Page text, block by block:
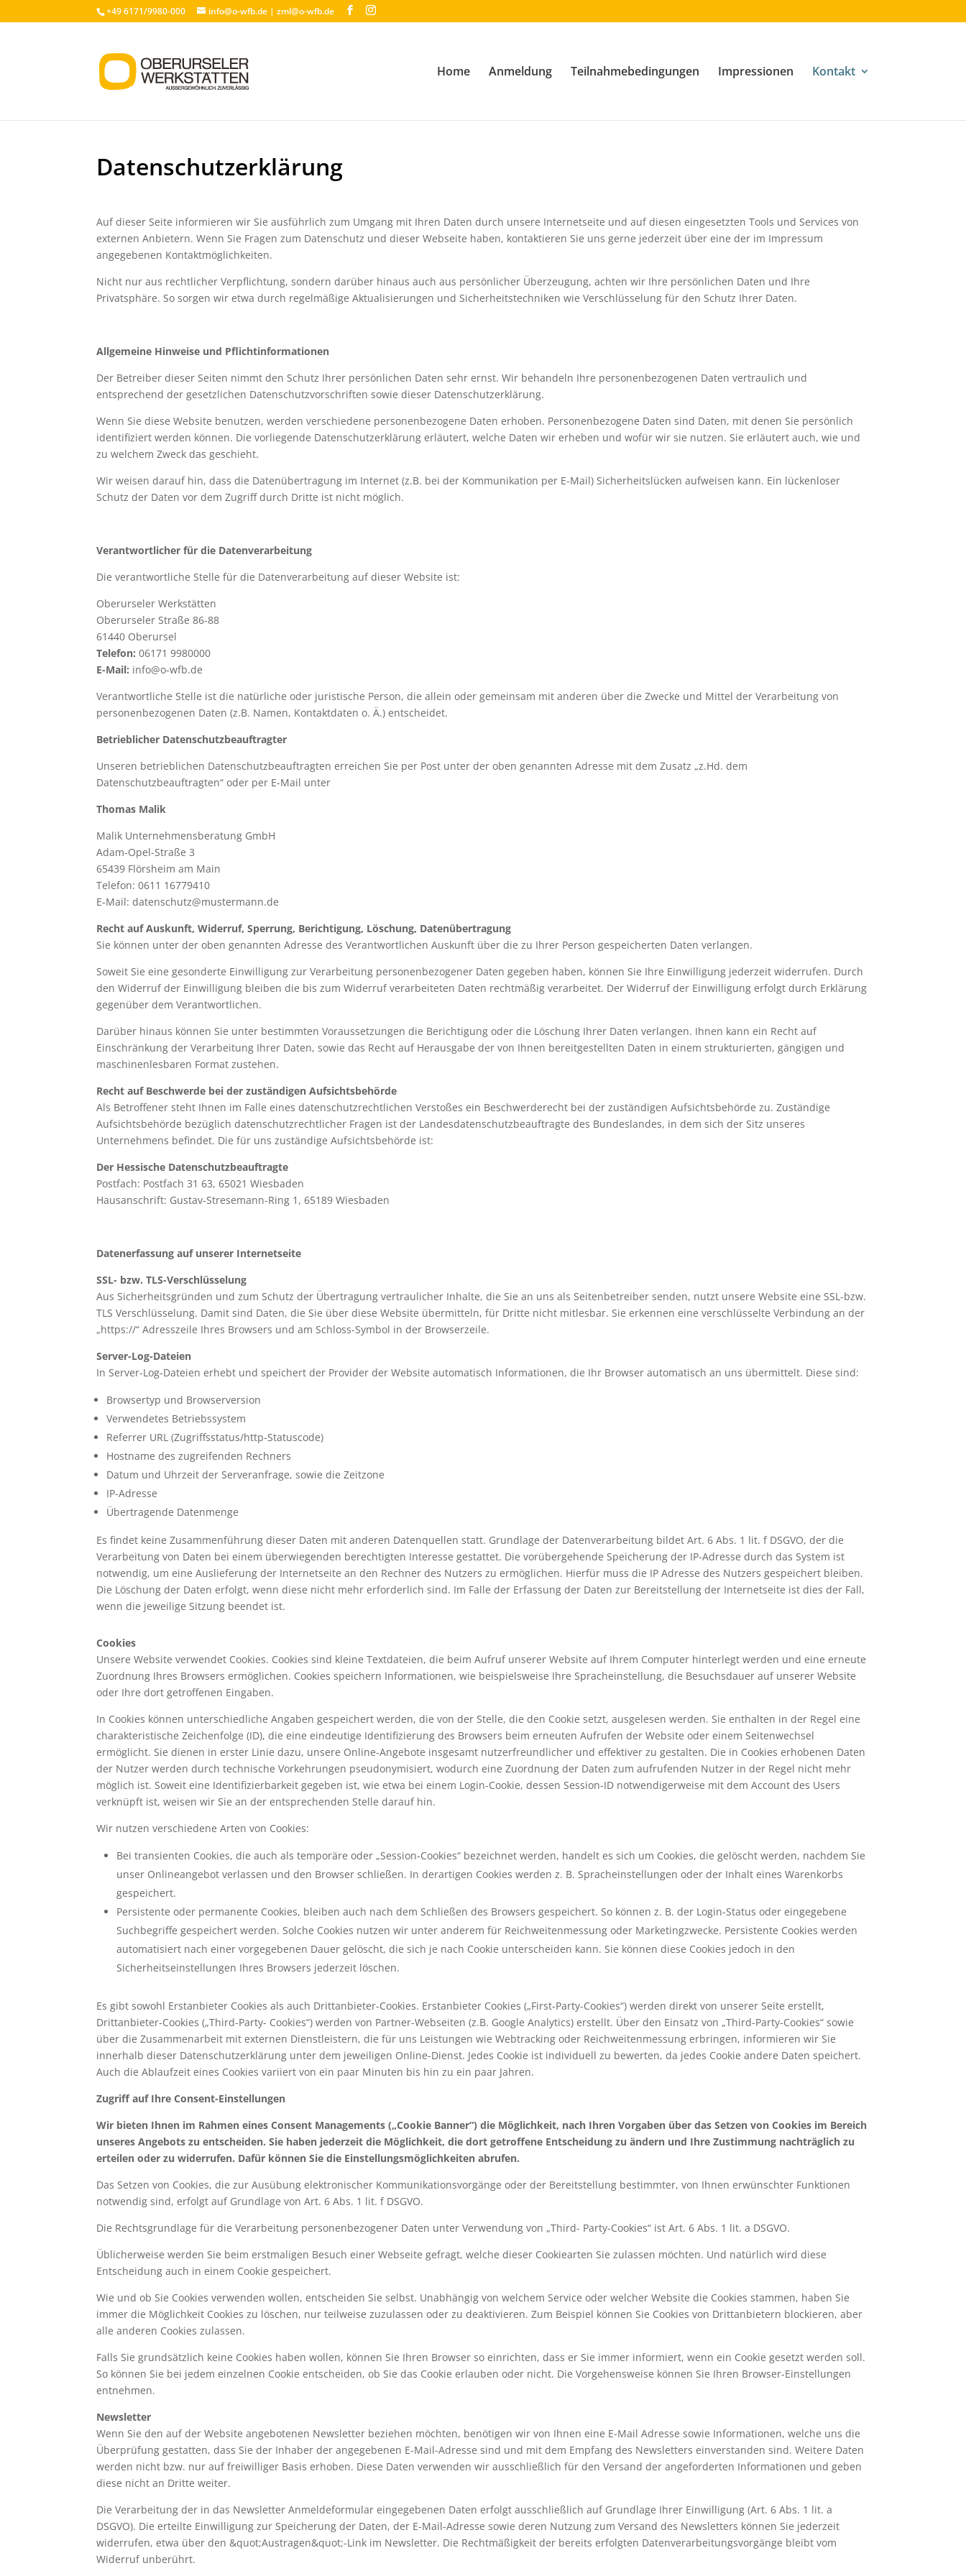
+49 6171/9980-000 info@o-wfb.de |zml@o-wfb.de
Home Anmeldung Teilnahmebedingungen Impressionen Kontakt
Datenschutzerklärung
Auf dieser Seite informieren wir Sie ausführlich zum Umgang mit Ihren Daten durch unsere Internetseite und auf diesen eingesetzten Tools und Services von
externen Anbietern. Wenn Sie Fragen zum Datenschutz und dieser Webseite haben, kontaktieren Sie uns gerne jederzeit über eine der im Impressum
angegebenen Kontaktmöglichkeiten.
Nicht nur aus rechtlicher Verpflichtung, sondern darüber hinaus auch aus persönlicher Überzeugung, achten wir Ihre persönlichen Daten und Ihre
Privatsphäre. So sorgen wir etwa durch regelmäßige Aktualisierungen und Sicherheitstechniken wie Verschlüsselung für den Schutz Ihrer Daten.
Allgemeine Hinweise und Pflichtinformationen
Der Betreiber dieser Seiten nimmt den Schutz Ihrer persönlichen Daten sehr ernst. Wir behandeln Ihre personenbezogenen Daten vertraulich und
entsprechend der gesetzlichen Datenschutzvorschriften sowie dieser Datenschutzerklärung.
Wenn Sie diese Website benutzen, werden verschiedene personenbezogene Daten erhoben. Personenbezogene Daten sind Daten, mit denen Sie persönlich
identifiziert werden können. Die vorliegende Datenschutzerklärung erläutert, welche Daten wir erheben und wofür wir sie nutzen. Sie erläutert auch, wie und
zu welchem Zweck das geschieht.
Wir weisen darauf hin, dass die Datenübertragung im Internet (z.B. bei der Kommunikation per E-Mail) Sicherheitslücken aufweisen kann. Ein lückenloser
Schutz der Daten vor dem Zugriff durch Dritte ist nicht möglich.
Verantwortlicher für die Datenverarbeitung
Die verantwortliche Stelle für die Datenverarbeitung auf dieser Website ist:
Oberurseler Werkstätten
Oberurseler Straße 86-88
61440 Oberursel
Telefon: 06171 9980000
E-Mail: info@o-wfb.de
Verantwortliche Stelle ist die natürliche oder juristische Person, die allein oder gemeinsam mit anderen über die Zwecke und Mittel der Verarbeitung von
personenbezogenen Daten (z.B. Namen, Kontaktdaten o. Ä.) entscheidet.
Betrieblicher Datenschutzbeauftragter
Unseren betrieblichen Datenschutzbeauftragten erreichen Sie per Post unter der oben genannten Adresse mit dem Zusatz „z.Hd. dem
Datenschutzbeauftragten“ oder per E-Mail unter
Thomas Malik
Malik Unternehmensberatung GmbH
Adam-Opel-Straße 3
65439 Flörsheim am Main
Telefon: 0611 16779410
E-Mail: datenschutz@mustermann.de
Recht auf Auskunft, Widerruf, Sperrung, Berichtigung, Löschung, Datenübertragung
Sie können unter der oben genannten Adresse des Verantwortlichen Auskunft über die zu Ihrer Person gespeicherten Daten verlangen.
Soweit Sie eine gesonderte Einwilligung zur Verarbeitung personenbezogener Daten gegeben haben, können Sie Ihre Einwilligung jederzeit widerrufen. Durch
den Widerruf der Einwilligung bleiben die bis zum Widerruf verarbeiteten Daten rechtmäßig verarbeitet. Der Widerruf der Einwilligung erfolgt durch Erklärung
gegenüber dem Verantwortlichen.
Darüber hinaus können Sie unter bestimmten Voraussetzungen die Berichtigung oder die Löschung Ihrer Daten verlangen. Ihnen kann ein Recht auf
Einschränkung der Verarbeitung Ihrer Daten, sowie das Recht auf Herausgabe der von Ihnen bereitgestellten Daten in einem strukturierten, gängigen und
maschinenlesbaren Format zustehen.
Recht auf Beschwerde bei der zuständigen Aufsichtsbehörde
Als Betroffener steht Ihnen im Falle eines datenschutzrechtlichen Verstoßes ein Beschwerderecht bei der zuständigen Aufsichtsbehörde zu. Zuständige
Aufsichtsbehörde bezüglich datenschutzrechtlicher Fragen ist der Landesdatenschutzbeauftragte des Bundeslandes, in dem sich der Sitz unseres
Unternehmens befindet. Die für uns zuständige Aufsichtsbehörde ist:
Der Hessische Datenschutzbeauftragte
Postfach: Postfach 31 63, 65021 Wiesbaden
Hausanschrift: Gustav-Stresemann-Ring 1, 65189 Wiesbaden
Datenerfassung auf unserer Internetseite
SSL- bzw. TLS-Verschlüsselung
Aus Sicherheitsgründen und zum Schutz der Übertragung vertraulicher Inhalte, die Sie an uns als Seitenbetreiber senden, nutzt unsere Website eine SSL-bzw.
TLS Verschlüsselung. Damit sind Daten, die Sie über diese Website übermitteln, für Dritte nicht mitlesbar. Sie erkennen eine verschlüsselte Verbindung an der
„https://“ Adresszeile Ihres Browsers und am Schloss-Symbol in der Browserzeile.
Server-Log-Dateien
In Server-Log-Dateien erhebt und speichert der Provider der Website automatisch Informationen, die Ihr Browser automatisch an uns übermittelt. Diese sind:
Browsertyp und Browserversion
Verwendetes Betriebssystem
Referrer URL (Zugriffsstatus/http-Statuscode)
Hostname des zugreifenden Rechners
Datum und Uhrzeit der Serveranfrage, sowie die Zeitzone
IP-Adresse
Übertragende Datenmenge
Es findet keine Zusammenführung dieser Daten mit anderen Datenquellen statt. Grundlage der Datenverarbeitung bildet Art. 6 Abs. 1 lit. f DSGVO, der die
Verarbeitung von Daten bei einem überwiegenden berechtigten Interesse gestattet. Die vorübergehende Speicherung der IP-Adresse durch das System ist
notwendig, um eine Auslieferung der Internetseite an den Rechner des Nutzers zu ermöglichen. Hierfür muss die IP Adresse des Nutzers gespeichert bleiben.
Die Löschung der Daten erfolgt, wenn diese nicht mehr erforderlich sind. Im Falle der Erfassung der Daten zur Bereitstellung der Internetseite ist dies der Fall,
wenn die jeweilige Sitzung beendet ist.
Cookies
Unsere Website verwendet Cookies. Cookies sind kleine Textdateien, die beim Aufruf unserer Website auf Ihrem Computer hinterlegt werden und eine erneute
Zuordnung Ihres Browsers ermöglichen. Cookies speichern Informationen, wie beispielsweise Ihre Spracheinstellung, die Besuchsdauer auf unserer Website
oder Ihre dort getroffenen Eingaben.
In Cookies können unterschiedliche Angaben gespeichert werden, die von der Stelle, die den Cookie setzt, ausgelesen werden. Sie enthalten in der Regel eine
charakteristische Zeichenfolge (ID), die eine eindeutige Identifizierung des Browsers beim erneuten Aufrufen der Website oder einem Seitenwechsel
ermöglicht. Sie dienen in erster Linie dazu, unsere Online-Angebote insgesamt nutzerfreundlicher und effektiver zu gestalten. Die in Cookies erhobenen Daten
der Nutzer werden durch technische Vorkehrungen pseudonymisiert, wodurch eine Zuordnung der Daten zum aufrufenden Nutzer in der Regel nicht mehr
möglich ist. Soweit eine Identifizierbarkeit gegeben ist, wie etwa bei einem Login-Cookie, dessen Session-ID notwendigerweise mit dem Account des Users
verknüpft ist, weisen wir Sie an der entsprechenden Stelle darauf hin.
Wir nutzen verschiedene Arten von Cookies:
Bei transienten Cookies, die auch als temporäre oder „Session-Cookies“ bezeichnet werden, handelt es sich um Cookies, die gelöscht werden, nachdem Sie
unser Onlineangebot verlassen und den Browser schließen. In derartigen Cookies werden z. B. Spracheinstellungen oder der Inhalt eines Warenkorbs
gespeichert.
Persistente oder permanente Cookies, bleiben auch nach dem Schließen des Browsers gespeichert. So können z. B. der Login-Status oder eingegebene
Suchbegriffe gespeichert werden. Solche Cookies nutzen wir unter anderem für Reichweitenmessung oder Marketingzwecke. Persistente Cookies werden
automatisiert nach einer vorgegebenen Dauer gelöscht, die sich je nach Cookie unterscheiden kann. Sie können diese Cookies jedoch in den
Sicherheitseinstellungen Ihres Browsers jederzeit löschen.
Es gibt sowohl Erstanbieter Cookies als auch Drittanbieter-Cookies. Erstanbieter Cookies („First-Party-Cookies“) werden direkt von unserer Seite erstellt,
Drittanbieter-Cookies („Third-Party- Cookies“) werden von Partner-Webseiten (z.B. Google Analytics) erstellt. Über den Einsatz von „Third-Party-Cookies“ sowie
über die Zusammenarbeit mit externen Dienstleistern, die für uns Leistungen wie Webtracking oder Reichweitenmessung erbringen, informieren wir Sie
innerhalb dieser Datenschutzerklärung unter dem jeweiligen Online-Dienst. Jedes Cookie ist individuell zu bewerten, da jedes Cookie andere Daten speichert.
Auch die Ablaufzeit eines Cookies variiert von ein paar Minuten bis hin zu ein paar Jahren.
Zugriff auf Ihre Consent-Einstellungen
Wir bieten Ihnen im Rahmen eines Consent Managements („Cookie Banner“) die Möglichkeit, nach Ihren Vorgaben über das Setzen von Cookies im Bereich
unseres Angebots zu entscheiden. Sie haben jederzeit die Möglichkeit, die dort getroffene Entscheidung zu ändern und Ihre Zustimmung nachträglich zu
erteilen oder zu widerrufen. Dafür können Sie die Einstellungsmöglichkeiten abrufen.
Das Setzen von Cookies, die zur Ausübung elektronischer Kommunikationsvorgänge oder der Bereitstellung bestimmter, von Ihnen erwünschter Funktionen
notwendig sind, erfolgt auf Grundlage von Art. 6 Abs. 1 lit. f DSGVO.
Die Rechtsgrundlage für die Verarbeitung personenbezogener Daten unter Verwendung von „Third- Party-Cookies“ ist Art. 6 Abs. 1 lit. a DSGVO.
Üblicherweise werden Sie beim erstmaligen Besuch einer Webseite gefragt, welche dieser Cookiearten Sie zulassen möchten. Und natürlich wird diese
Entscheidung auch in einem Cookie gespeichert.
Wie und ob Sie Cookies verwenden wollen, entscheiden Sie selbst. Unabhängig von welchem Service oder welcher Website die Cookies stammen, haben Sie
immer die Möglichkeit Cookies zu löschen, nur teilweise zuzulassen oder zu deaktivieren. Zum Beispiel können Sie Cookies von Drittanbietern blockieren, aber
alle anderen Cookies zulassen.
Falls Sie grundsätzlich keine Cookies haben wollen, können Sie Ihren Browser so einrichten, dass er Sie immer informiert, wenn ein Cookie gesetzt werden soll.
So können Sie bei jedem einzelnen Cookie entscheiden, ob Sie das Cookie erlauben oder nicht. Die Vorgehensweise können Sie Ihren Browser-Einstellungen
entnehmen.
Newsletter
Wenn Sie den auf der Website angebotenen Newsletter beziehen möchten, benötigen wir von Ihnen eine E-Mail Adresse sowie Informationen, welche uns die
Überprüfung gestatten, dass Sie der Inhaber der angegebenen E-Mail-Adresse sind und mit dem Empfang des Newsletters einverstanden sind. Weitere Daten
werden nicht bzw. nur auf freiwilliger Basis erhoben. Diese Daten verwenden wir ausschließlich für den Versand der angeforderten Informationen und geben
diese nicht an Dritte weiter.
Die Verarbeitung der in das Newsletter Anmeldeformular eingegebenen Daten erfolgt ausschließlich auf Grundlage Ihrer Einwilligung (Art. 6 Abs. 1 lit. a
DSGVO). Die erteilte Einwilligung zur Speicherung der Daten, der E-Mail-Adresse sowie deren Nutzung zum Versand des Newsletters können Sie jederzeit
widerrufen, etwa über den &quot;Austragen&quot;-Link im Newsletter. Die Rechtmäßigkeit der bereits erfolgten Datenverarbeitungsvorgänge bleibt vom
Widerruf unberührt.